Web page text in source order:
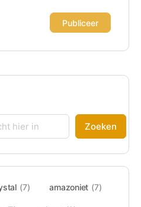
Zoeken
(7) amazoniet (7)